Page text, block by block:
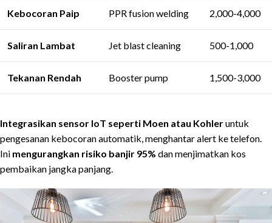
Kebocoran Paip PPR fusion welding 2,000-4,000
Saliran Lambat Jet blast cleaning 500-1,000
Tekanan Rendah Booster pump 1,500-3,000
Integrasikan sensor IoT seperti Moen atau Kohleruntuk
pengesanan kebocoran automatik, menghantar alert ke telefon.
Ini mengurangkan risiko banjir 95% dan menjimatkan kos
pembaikan jangka panjang.